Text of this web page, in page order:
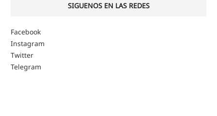
SIGUENOS EN LAS REDES
Facebook
Instagram
Twitter
Telegram